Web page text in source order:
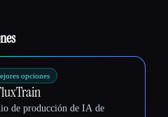
opciones
de producción de IA de